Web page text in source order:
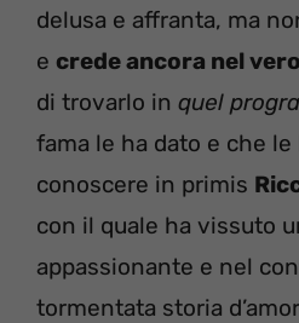
delusa e affranta, ma
e crede ancora nel
di trovarlo in quel
fama le ha dato e che
conoscere in primis
con il quale ha vissuto
appassionante e nel
tormentata storia